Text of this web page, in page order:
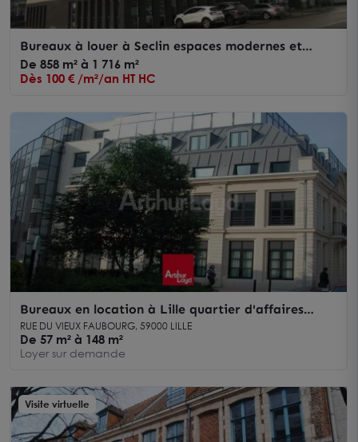
Bureaux à louer à Seclin espaces modernes et
parking privatif sur site
De 858 m² à 1 716 m²
Dès 100 € /m²/an HT HC
Bureaux en location à Lille quartier d'affaires
accès gares et commerces
RUE DU VIEUX FAUBOURG, 59000 LILLE
De 57 m² à 148 m²
Loyer sur demande
Visite virtuelle